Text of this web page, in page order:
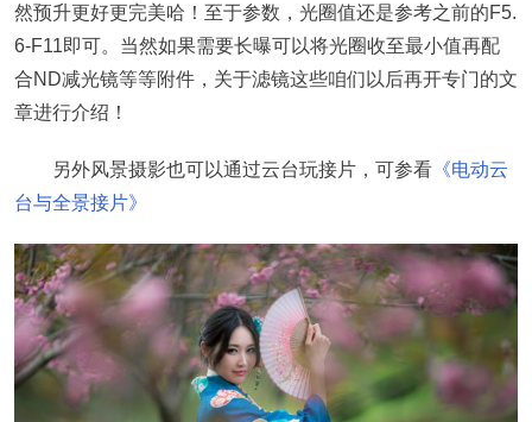
然预升更好更完美哈！至于参数，光圈值还是参考之前的F5.
6-F11即可。当然如果需要长曝可以将光圈收至最小值再配
合ND减光镜等等附件，关于滤镜这些咱们以后再开专门的文
章进行介绍！
另外风景摄影也可以通过云台玩接片，可参看 《电动云
台与全景接片》